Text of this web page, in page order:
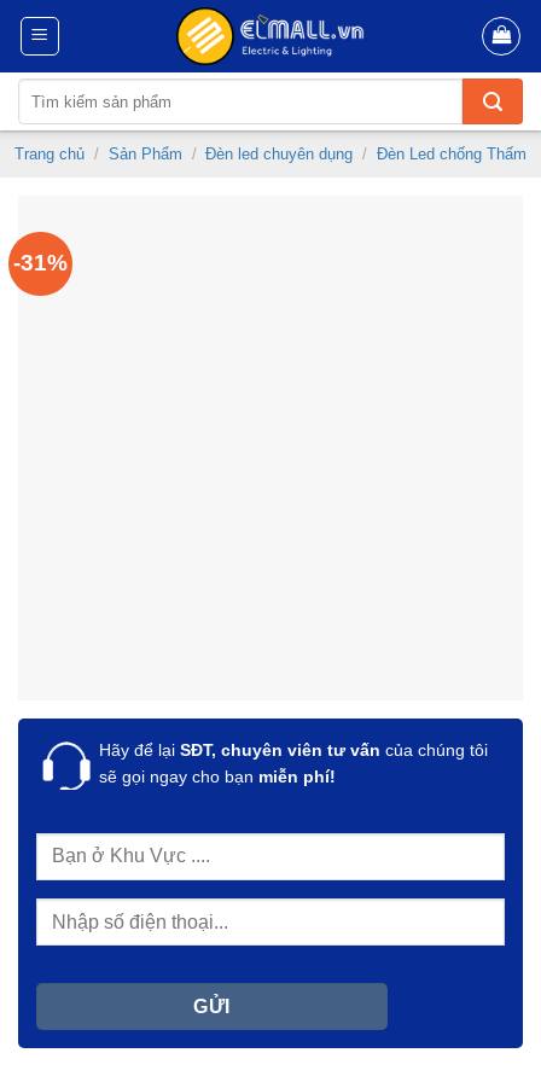
Skip
content
kiếm:
Trang chủ / Sản Phẩm / Đèn led chuyên dụng / Đèn Led chống Thấm
-31%
Hãy để lại SĐT, chuyên viên tư vấn của chúng tôi
sẽ gọi ngay cho bạn miễn phí!